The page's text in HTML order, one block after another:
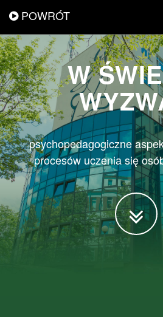
POWRÓT
W
psychopedagogiczne
procesów uczenia się